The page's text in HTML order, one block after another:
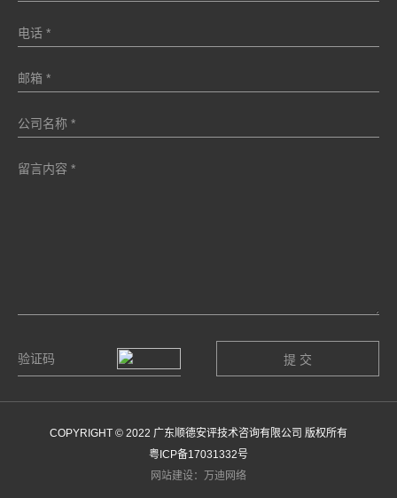
COPYRIGHT © 2022 广东顺德安评技术咨询有限公司 版权所有
粤ICP备17031332号
网站建设：万迪网络